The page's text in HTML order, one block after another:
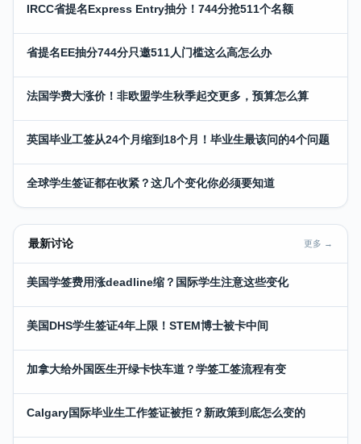
IRCC省提名Express Entry抽分！744分抢511个名额
省提名EE抽分744分只邀511人门槛这么高怎么办
法国学费大涨价！非欧盟学生秋季起交更多，预算怎么算
英国毕业工签从24个月缩到18个月！毕业生最该问的4个问题
全球学生签证都在收紧？这几个变化你必须要知道
最新讨论 更多 →
美国学签费用涨deadline缩？国际学生注意这些变化
美国DHS学生签证4年上限！STEM博士被卡中间
加拿大给外国医生开绿卡快车道？学签工签流程有变
Calgary国际毕业生工作签证被拒？新政策到底怎么变的